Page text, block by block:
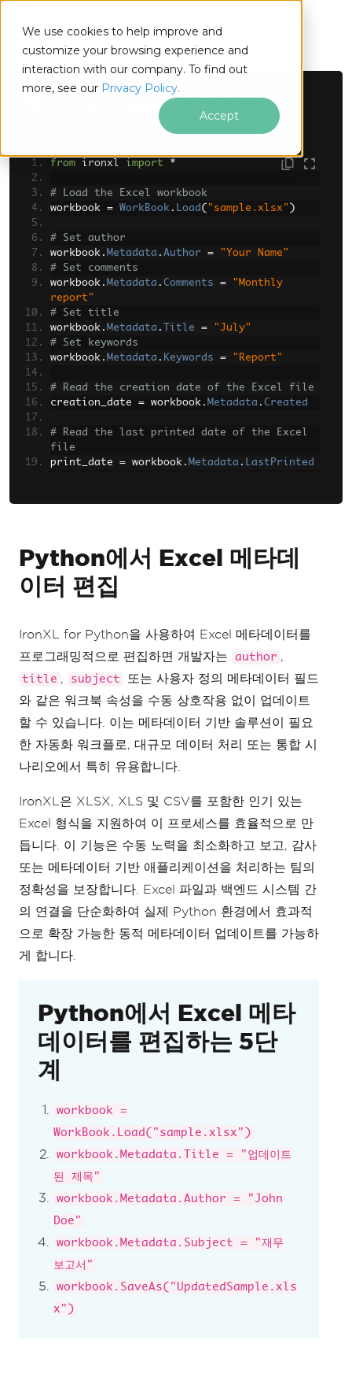
We use cookies to help improve and
customize your browsing experience and
interaction with our company. To find out
more, see our Privacy Policy.
Accept
IRONSOFTWARE
푸터 콘텐츠로 바로가기
Python에서 Excel 메타데이터 편집
from ironxl import *
# Load the Excel workbook
workbook = WorkBook . Load ( "sample.xlsx" )
# Set author
workbook . Metadata . Author =
"Your Name"
# Set comments
workbook . Metadata . Comments =
"Monthly
report"
# Set title
workbook . Metadata . Title =
"July"
# Set keywords
workbook . Metadata . Keywords = "Report"
# Read the creation date of the Excel file
creation_date = workbook . Metadata . Created
# Read the last printed date of the Excel
file
print_date = workbook . Metadata . LastPrinted
workbook.SaveAs("editedMetadata.xlsx")
Python에서 Excel 메타데
이터 편집
IronXL for Python을 사용하여 Excel 메타데이터를
프로그래밍적으로 편집하면 개발자는
author ,
title , subject
또는 사용자 정의 메타데이터 필드
와 같은 워크북 속성을 수동 상호작용 없이 업데이트
할 수 있습니다. 이는 메타데이터 기반 솔루션이 필요
한 자동화 워크플로, 대규모 데이터 처리 또는 통합 시
나리오에서 특히 유용합니다.
IronXL은 XLSX, XLS 및 CSV를 포함한 인기 있는
Excel 형식을 지원하여 이 프로세스를 효율적으로 만
듭니다. 이 기능은 수동 노력을 최소화하고 보고, 감사
또는 메타데이터 기반 애플리케이션을 처리하는 팀의
정확성을 보장합니다. Excel 파일과 백엔드 시스템 간
의 연결을 단순화하여 실제 Python 환경에서 효과적
으로 확장 가능한 동적 메타데이터 업데이트를 가능하
게 합니다.
Python에서 Excel 메타
데이터를 편집하는 5단
계
workbook =
WorkBook.Load("sample.xlsx")
workbook.Metadata.Title = "업데이트
된 제목"
workbook.Metadata.Author = "John
Doe"
workbook.Metadata.Subject = "재무
보고서"
workbook.SaveAs("UpdatedSample.xls
x")